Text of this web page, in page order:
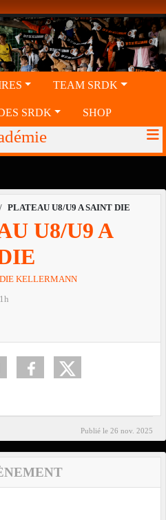
TEAM SRDK
SRDK SHOP
PLATEAU U8/U9 A SAINT DIE
U8/U9 A
KELLERMANN
Publié le 26 nov. 2025